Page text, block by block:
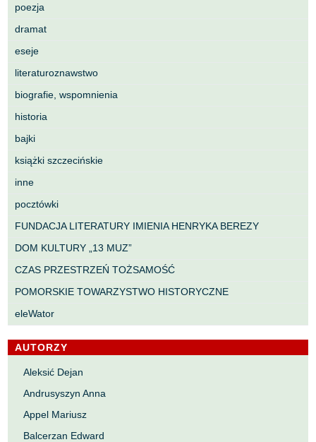
poezja
dramat
eseje
literaturoznawstwo
biografie, wspomnienia
historia
bajki
książki szczecińskie
inne
pocztówki
FUNDACJA LITERATURY IMIENIA HENRYKA BEREZY
DOM KULTURY „13 MUZ”
CZAS PRZESTRZEŃ TOŻSAMOŚĆ
POMORSKIE TOWARZYSTWO HISTORYCZNE
eleWator
AUTORZY
Aleksić Dejan
Andrusyszyn Anna
Appel Mariusz
Balcerzan Edward